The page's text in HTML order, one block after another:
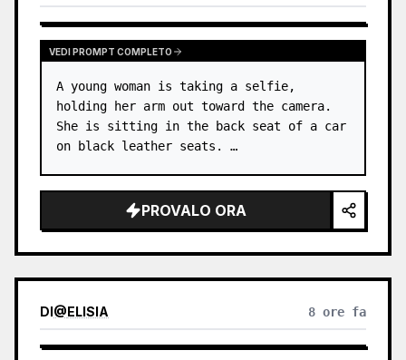
VEDI PROMPT COMPLETO
A young woman is taking a selfie,
holding her arm out toward the camera.
She is sitting in the back seat of a car
on black leather seats. …
PROVALO ORA
DI@ELISIA 8 ore fa